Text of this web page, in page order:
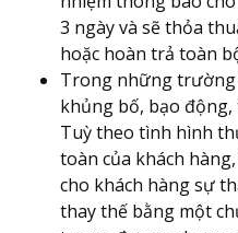
3 ngày và sẽ thỏa
hoặc hoàn trả toàn
Trong những
khủng bố, bạo
Tuỳ theo tình hình
toàn của khách
cho khách hàng sự
thay thế bằng một